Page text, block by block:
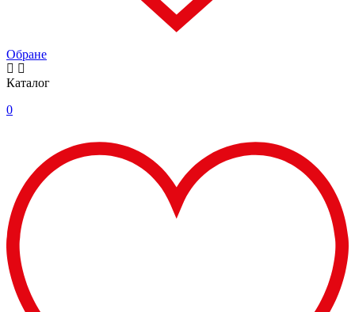
Обране
Каталог
0